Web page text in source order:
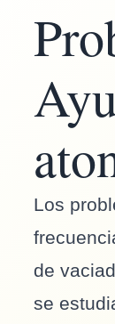
Los
de
se